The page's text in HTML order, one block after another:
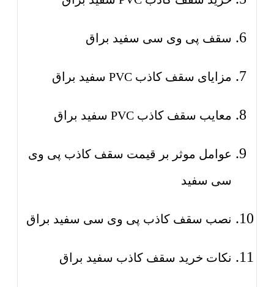
سقف پی وی سی سفید براق
مزایای سقف کاذب PVC سفید براق
معایب سقف کاذب PVC سفید براق
عوامل موثر بر قیمت سقف کاذب پی وی
سی سفید
نصب سقف کاذب پی وی سی سفید براق
نکات خرید سقف کاذب سفید براق